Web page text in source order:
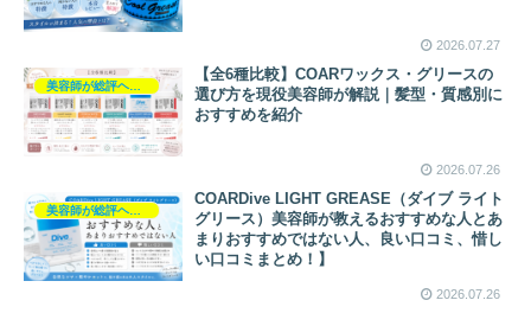
2026.07.27
【全6種比較】COARワックス・グリースの
選び方を現役美容師が解説｜髪型・質感別に
おすすめを紹介
2026.07.26
COARDive LIGHT GREASE（ダイブ ライト
グリース）美容師が教えるおすすめな人とあ
まりおすすめではない人、良い口コミ、惜し
い口コミまとめ！】
2026.07.26